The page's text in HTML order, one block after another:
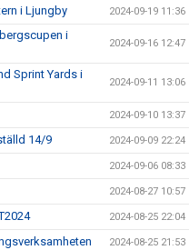
i Ljungby 2024-09-19 11:36
i
2024-09-16 12:47
Sprint Yards i
2024-09-11 13:06
2024-09-10 13:37
14/9 2024-09-09 22:24
2024-09-06 08:33
2024-08-27 10:57
2024-08-25 22:04
2024-08-25 21:53